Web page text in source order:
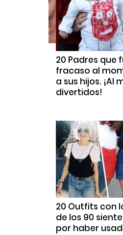
20 Padres que
fracaso al
a sus hijos. ¡Al
divertidos!
20 Outfits con
de los 90
por haber